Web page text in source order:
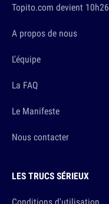
Topito.com devient 10h26
A propos de nous
L'équipe
La FAQ
Le Manifeste
Nous contacter
LES TRUCS SÉRIEUX